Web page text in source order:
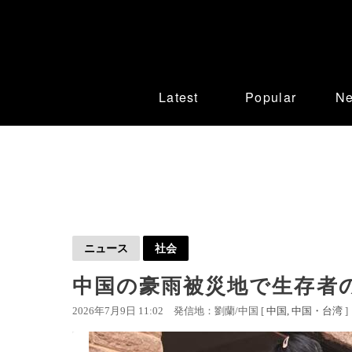
Latest Popular
ニュース 社会
中国の豪雨被災地で生存者
2026年7月9日 11:02 発信地：劉蘭/中国 [ 中国 中国・台湾 ]